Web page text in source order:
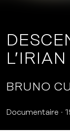
BRUNO
Documentaire